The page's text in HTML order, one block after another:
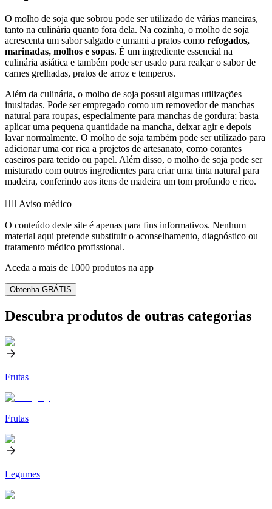
O molho de soja que sobrou pode ser utilizado de várias maneiras,
tanto na culinária quanto fora dela. Na cozinha, o molho de soja
acrescenta um sabor salgado e umami a pratos como refogados,
marinadas, molhos e sopas. É um ingrediente essencial na
culinária asiática e também pode ser usado para realçar o sabor de
carnes grelhadas, pratos de arroz e temperos.
Além da culinária, o molho de soja possui algumas utilizações
inusitadas. Pode ser empregado como um removedor de manchas
natural para roupas, especialmente para manchas de gordura; basta
aplicar uma pequena quantidade na mancha, deixar agir e depois
lavar normalmente. O molho de soja também pode ser utilizado para
adicionar uma cor rica a projetos de artesanato, como corantes
caseiros para tecido ou papel. Além disso, o molho de soja pode ser
misturado com outros ingredientes para criar uma tinta natural para
madeira, conferindo aos itens de madeira um tom profundo e rico.
👨‍⚕️️ Aviso médico
O conteúdo deste site é apenas para fins informativos. Nenhum
material aqui pretende substituir o aconselhamento, diagnóstico ou
tratamento médico profissional.
Aceda a mais de 1000 produtos na app
Obtenha GRÁTIS
Descubra produtos de outras categorias
Frutas
Frutas
Legumes